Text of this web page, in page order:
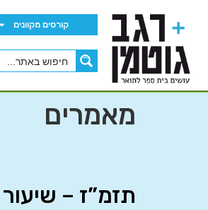
קורסים מקוונים
מאמרים
תזמ”ז –